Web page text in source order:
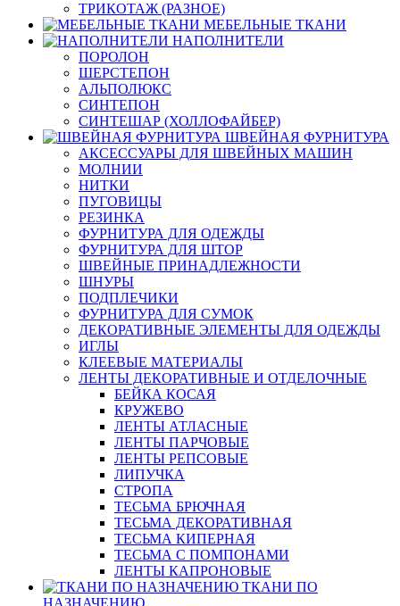
ТРИКОТАЖ (РАЗНОЕ)
МЕБЕЛЬНЫЕ ТКАНИ
НАПОЛНИТЕЛИ
ПОРОЛОН
ШЕРСТЕПОН
АЛЬПОЛЮКС
СИНТЕПОН
СИНТЕШАР (ХОЛЛОФАЙБЕР)
ШВЕЙНАЯ ФУРНИТУРА
АКСЕССУАРЫ ДЛЯ ШВЕЙНЫХ МАШИН
МОЛНИИ
НИТКИ
ПУГОВИЦЫ
РЕЗИНКА
ФУРНИТУРА ДЛЯ ОДЕЖДЫ
ФУРНИТУРА ДЛЯ ШТОР
ШВЕЙНЫЕ ПРИНАДЛЕЖНОСТИ
ШНУРЫ
ПОДПЛЕЧИКИ
ФУРНИТУРА ДЛЯ СУМОК
ДЕКОРАТИВНЫЕ ЭЛЕМЕНТЫ ДЛЯ ОДЕЖДЫ
ИГЛЫ
КЛЕЕВЫЕ МАТЕРИАЛЫ
ЛЕНТЫ ДЕКОРАТИВНЫЕ И ОТДЕЛОЧНЫЕ
БЕЙКА КОСАЯ
КРУЖЕВО
ЛЕНТЫ АТЛАСНЫЕ
ЛЕНТЫ ПАРЧОВЫЕ
ЛЕНТЫ РЕПСОВЫЕ
ЛИПУЧКА
СТРОПА
ТЕСЬМА БРЮЧНАЯ
ТЕСЬМА ДЕКОРАТИВНАЯ
ТЕСЬМА КИПЕРНАЯ
ТЕСЬМА С ПОМПОНАМИ
ЛЕНТЫ КАПРОНОВЫЕ
ТКАНИ ПО
НАЗНАЧЕНИЮ